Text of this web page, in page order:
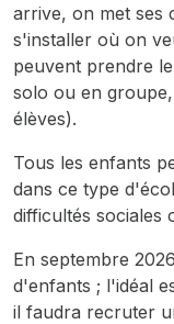
arrive, on met ses
s'installer où on
peuvent prendre
solo ou en
élèves).
Tous les enfants
dans ce type
difficultés sociales
En septembre
d'enfants ; l'idéal
il faudra recruter